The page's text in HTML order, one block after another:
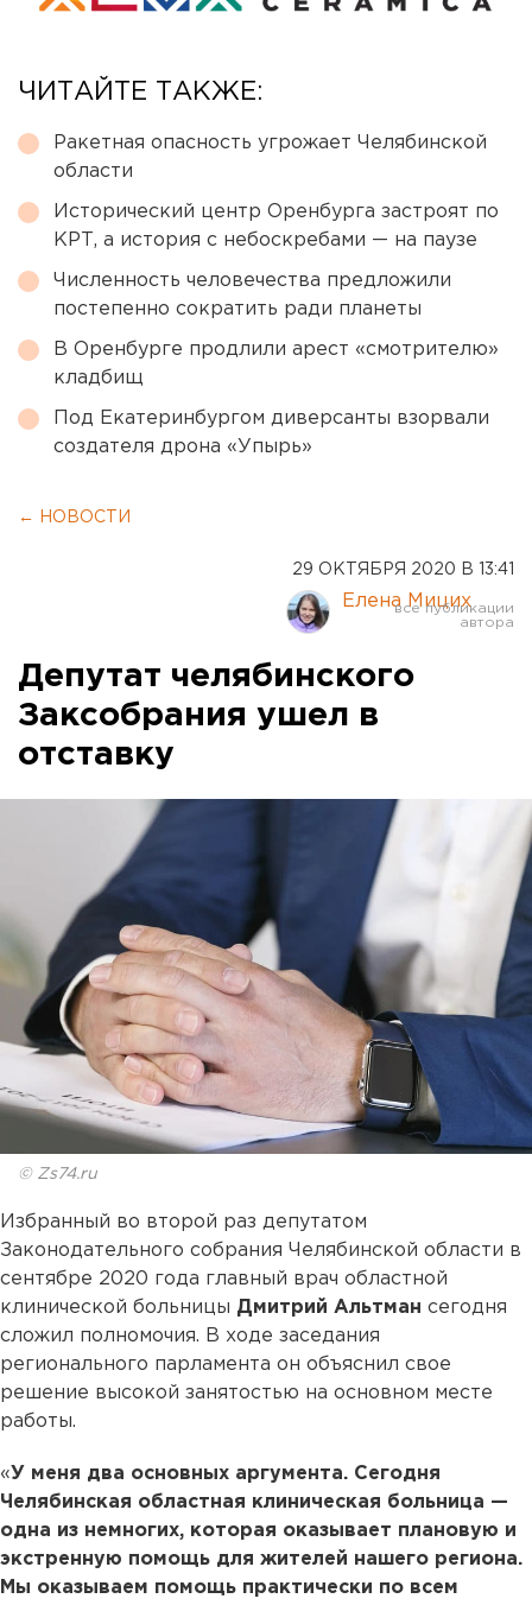
ЧИТАЙТЕ ТАКЖЕ:
Ракетная опасность угрожает Челябинской
области
Исторический центр Оренбурга застроят по
КРТ, а история с небоскребами — на паузе
Численность человечества предложили
постепенно сократить ради планеты
В Оренбурге продлили арест «смотрителю»
кладбищ
Под Екатеринбургом диверсанты взорвали
создателя дрона «Упырь»
← НОВОСТИ
29 ОКТЯБРЯ 2020 В 13:41
Елена Мицих
Депутат челябинского
Заксобрания ушел в
отставку
© Zs74.ru
Избранный во второй раз депутатом
Законодательного собрания Челябинской области в
сентябре 2020 года главный врач областной
клинической больницы Дмитрий Альтман сегодня
сложил полномочия. В ходе заседания
регионального парламента он объяснил свое
решение высокой занятостью на основном месте
работы.
«У меня два основных аргумента. Сегодня
Челябинская областная клиническая больница —
одна из немногих, которая оказывает плановую и
экстренную помощь для жителей нашего региона.
Мы оказываем помощь практически по всем